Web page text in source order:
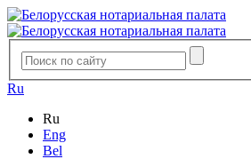
Ru
Ru
Eng
Bel